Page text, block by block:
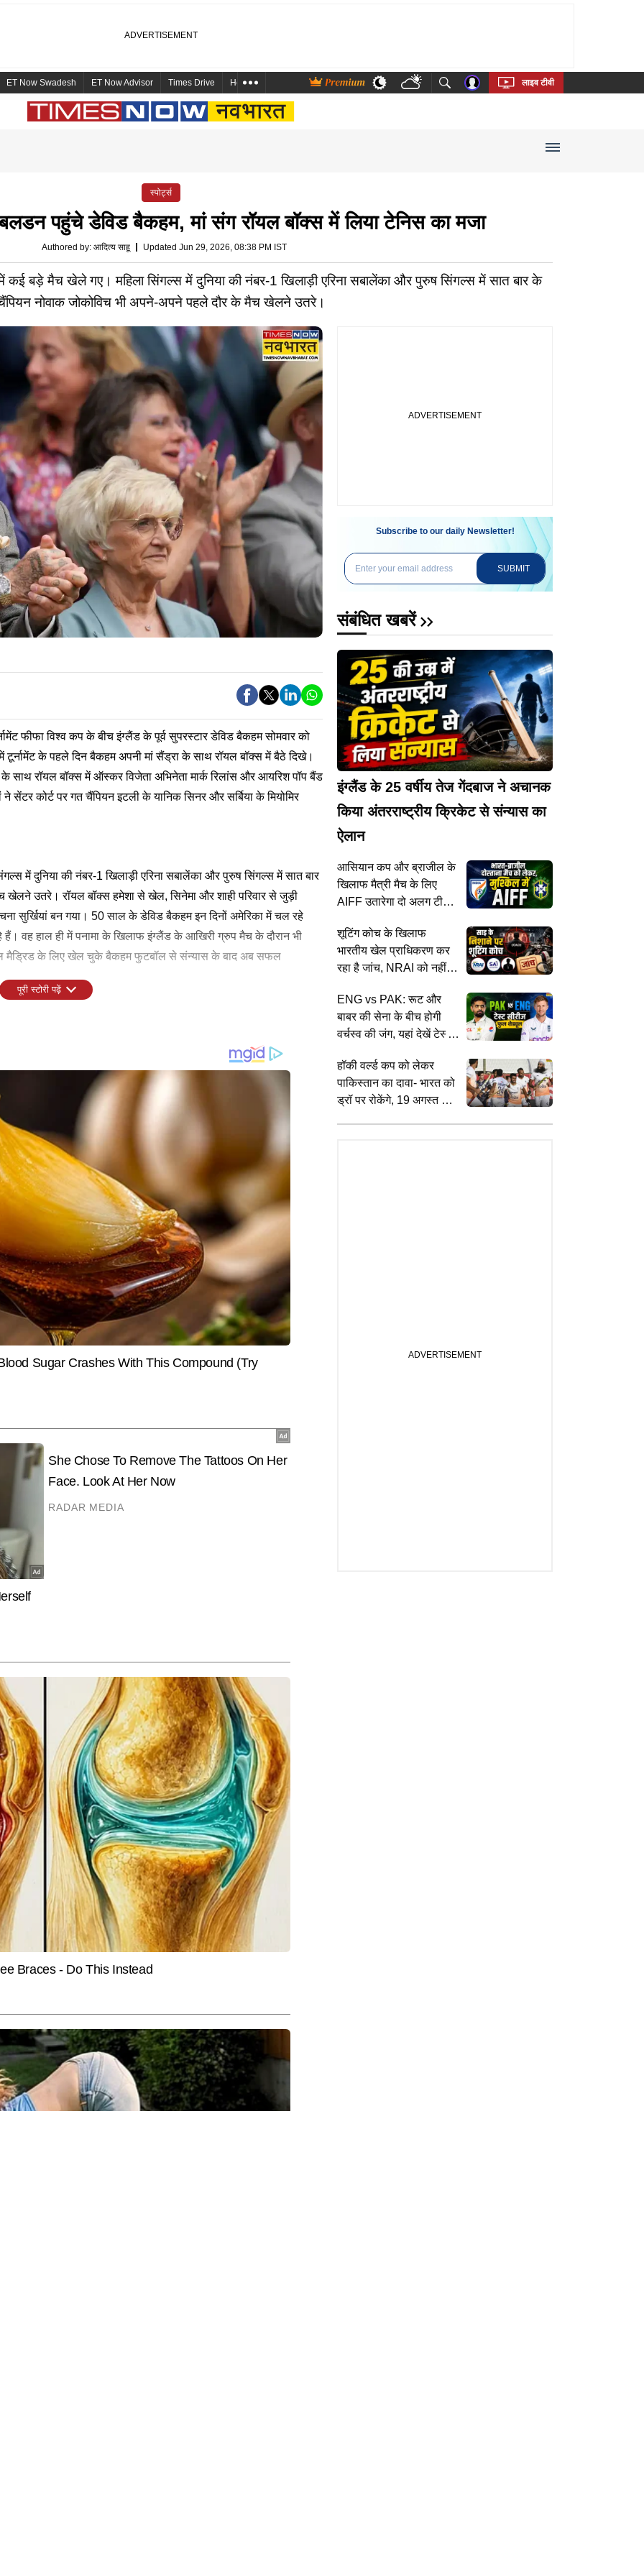
ET Now Swadesh ET Now Advisor Times Drive Health and Me Marathi Bengali Telugu Tamil Kannada Malayalam
लाइव टीवी
स्पोर्ट्स
पहुंचे डेविड बैकहम, मां संग रॉयल बॉक्स में लिया टेनिस का मजा
Authored by: आदित्य साहू Updated Jun 29, 2026, 08:38 PM IST
बड़े मैच खेले गए। महिला सिंगल्स में दुनिया की नंबर-1 खिलाड़ी एरिना सबालेंका और पुरुष सिंगल्स में सात बार के
नोवाक जोकोविच भी अपने-अपने पहले दौर के मैच खेलने उतरे।
फीफा विश्व कप के बीच इंग्लैंड के पूर्व सुपरस्टार डेविड बैकहम सोमवार को
के पहले दिन बैकहम अपनी मां सैंड्रा के साथ रॉयल बॉक्स में बैठे दिखे।
रॉयल बॉक्स में ऑस्कर विजेता अभिनेता मार्क रिलांस और आयरिश पॉप बैंड
सेंटर कोर्ट पर गत चैंपियन इटली के यानिक सिनर और सर्बिया के मियोमिर
में दुनिया की नंबर-1 खिलाड़ी एरिना सबालेंका और पुरुष सिंगल्स में सात बार
उतरे। रॉयल बॉक्स हमेशा से खेल, सिनेमा और शाही परिवार से जुड़ी
सुर्खियां बन गया। 50 साल के डेविड बैकहम इन दिनों अमेरिका में चल रहे
वह हाल ही में पनामा के खिलाफ इंग्लैंड के आखिरी ग्रुप मैच के दौरान भी
मैड्रिड के लिए खेल चुके बैकहम फुटबॉल से संन्यास के बाद अब सफल
के बावजूद लंदन पहुंचकर विंबलडन के पहले दिन रॉयल बॉक्स की शोभा
मां सैंड्रा के साथ उनकी तस्वीरें सोशल मीडिया पर तेजी से वायरल हो रही
तेज गेंदबाज ने अचानक
क्रिकेट से संन्यास का
INDIA
'LGBTQIA समाज का हिस्सा, लेकिन शादी
की संस्था से छेड़छाड़ नहीं', RSS प्रमुख
मोहन भागवत का बड़ा बयान
में स्पोर्ट्स और ट्रेडिंग कंटेंट लिखतें हैं। जर्नलिज्म में मास्टर्स की डिग्री हासिल करने
सक्रिय हैं। स्पोर्ट्स इवेंट की रियल टाइम कवरेज, डाटा टॉपिक्स और अनोखे कंटेंट
से प्रस्तुत करना आदित्य की खासियत है। उनकी कॉपी राइटिंग और इंटरेस्टिंग
End of Article
पूरी स्टोरी पढ़ें
Subscribe to our daily Newsletter!
SUBMIT
संबंधित खबरें
इंग्लैंड के 25 वर्षीय तेज गेंदबाज ने अचानक
किया अंतरराष्ट्रीय क्रिकेट से संन्यास का
ऐलान
आसियान कप और ब्राजील के
खिलाफ मैत्री मैच के लिए
AIFF उतारेगा दो अलग टीम,
शूटिंग कोच के खिलाफ
भारतीय खेल प्राधिकरण कर
रहा है जांच, NRAI को नहीं है
ENG vs PAK: रूट और
बाबर की सेना के बीच होगी
वर्चस्व की जंग, यहां देखें टेस्ट
हॉकी वर्ल्ड कप को लेकर
पाकिस्तान का दावा- भारत को
ड्रॉ पर रोकेंगे, 19 अगस्त को